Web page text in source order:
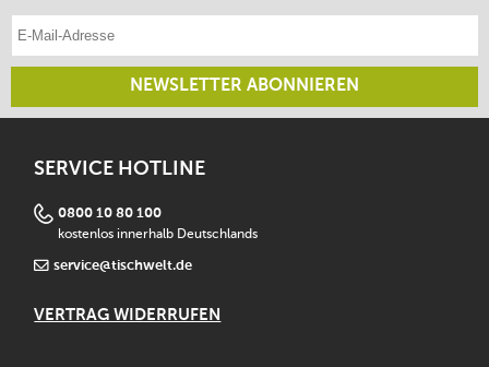
E-Mail-Adresse eintragen
NEWSLETTER ABONNIEREN
SERVICE HOTLINE
0800 10 80 100
kostenlos innerhalb Deutschlands
service@tischwelt.de
VERTRAG WIDERRUFEN